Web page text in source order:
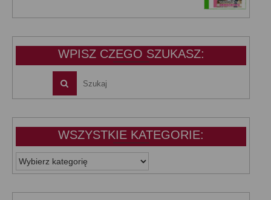
wynosiła:wynosi:
WPISZ CZEGO SZUKASZ:
WSZYSTKIE KATEGORIE:
WSZYSTKIE
KATEGORIE: